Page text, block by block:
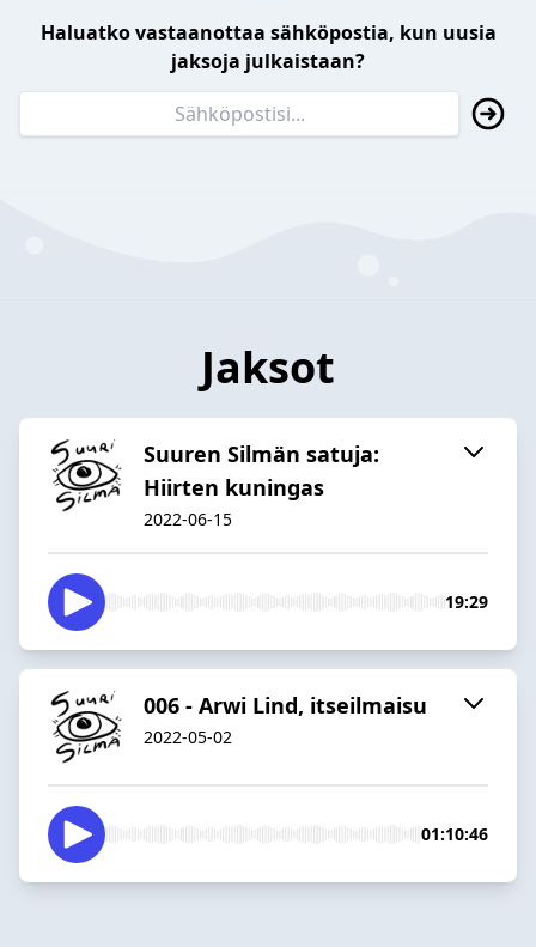
Haluatko vastaanottaa sähköpostia, kun uusia
jaksoja julkaistaan?
Jaksot
Suuren Silmän satuja:
Hiirten kuningas
2022-06-15
19:29
006 - Arwi Lind, itseilmaisu
2022-05-02
01:10:46